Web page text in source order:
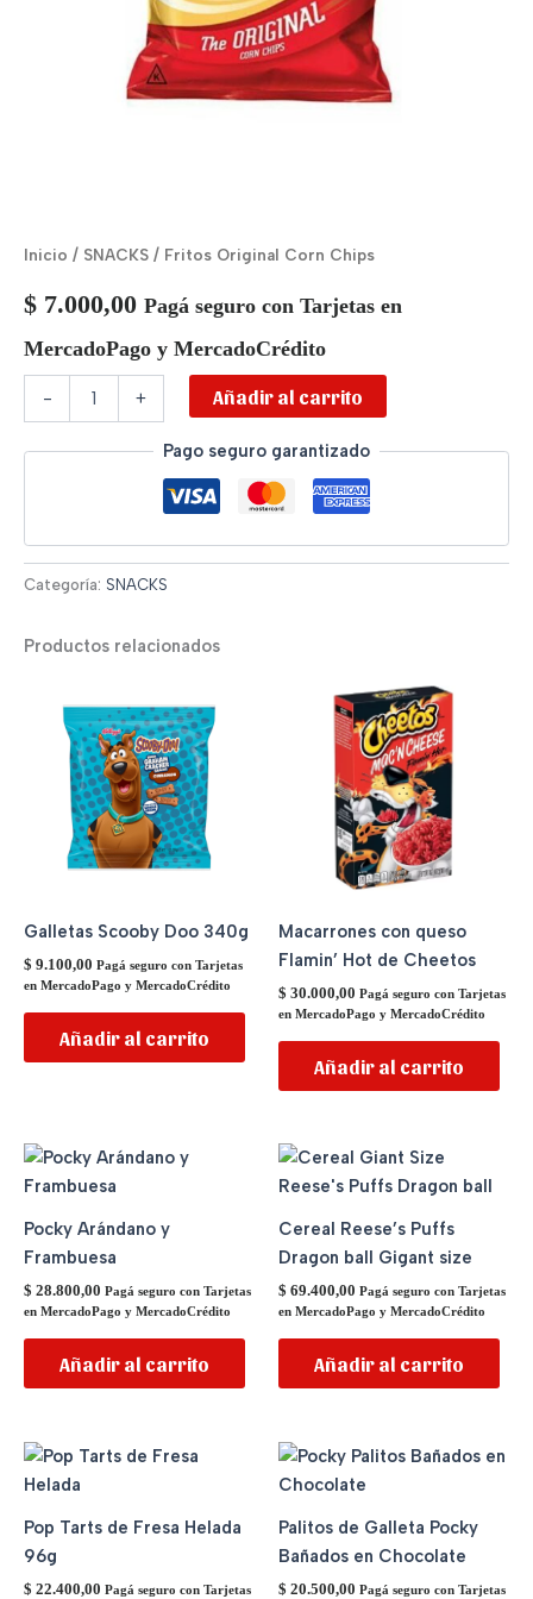
Inicio / SNACKS / Fritos Original Corn Chips
$ 7.000,00 Pagá seguro con Tarjetas en
MercadoPago y MercadoCrédito
- + Añadir al carrito
Pago seguro garantizado
Categoría: SNACKS
Productos relacionados
Galletas Scooby Doo 340g
$ 9.100,00 Pagá seguro con Tarjetas
en MercadoPago y MercadoCrédito
Añadir al carrito
Macarrones con queso
Flamin’ Hot de Cheetos
$ 30.000,00 Pagá seguro con Tarjetas
en MercadoPago y MercadoCrédito
Añadir al carrito
Pocky Arándano y
Frambuesa
$ 28.800,00 Pagá seguro con Tarjetas
en MercadoPago y MercadoCrédito
Añadir al carrito
Cereal Reese’s Puffs
Dragon ball Gigant size
$ 69.400,00 Pagá seguro con Tarjetas
en MercadoPago y MercadoCrédito
Añadir al carrito
Pop Tarts de Fresa Helada
96g
$ 22.400,00 Pagá seguro con Tarjetas
Palitos de Galleta Pocky
Bañados en Chocolate
$ 20.500,00 Pagá seguro con Tarjetas